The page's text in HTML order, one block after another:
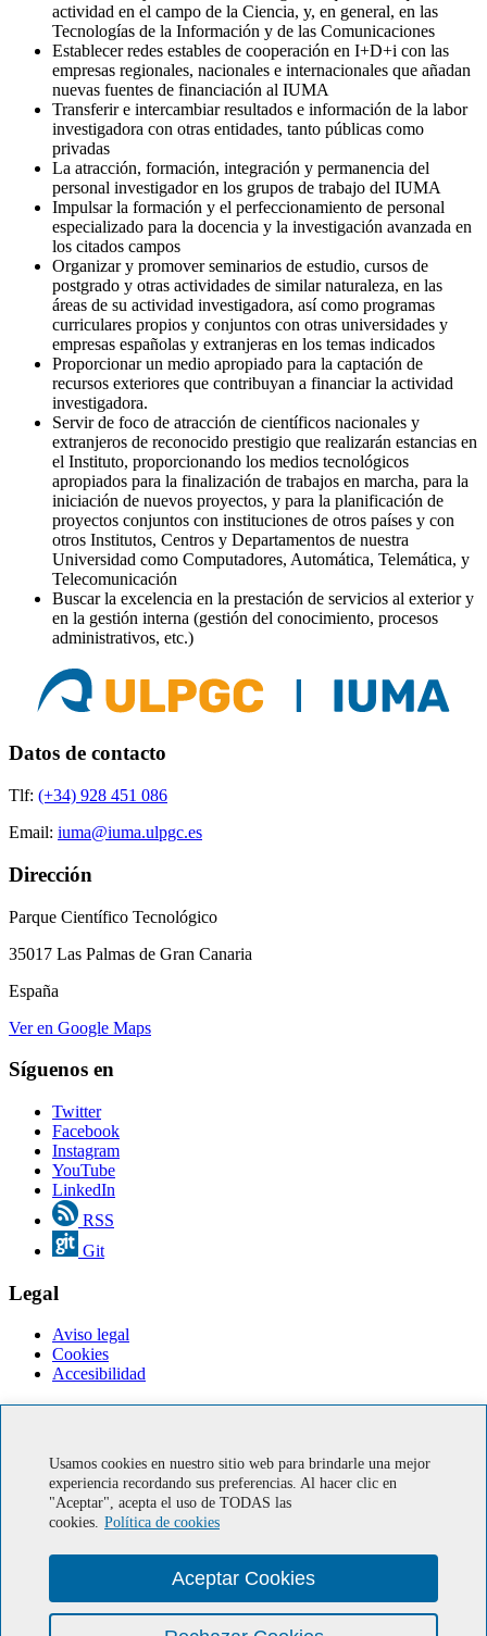
Usamos cookies en nuestro sitio web para brindarle una mejor
experiencia recordando sus preferencias. Al hacer clic en
"Aceptar", acepta el uso de TODAS las
cookies. Política de cookies
Aceptar Cookies
actividad en el campo de la Ciencia, y, en general, en las
Tecnologías de la Información y de las Comunicaciones
Establecer redes estables de cooperación en I+D+i con las
empresas regionales, nacionales e internacionales que añadan
nuevas fuentes de financiación al IUMA
Transferir e intercambiar resultados e información de la labor
investigadora con otras entidades, tanto públicas como
privadas
La atracción, formación, integración y permanencia del
personal investigador en los grupos de trabajo del IUMA
Impulsar la formación y el perfeccionamiento de personal
especializado para la docencia y la investigación avanzada en
los citados campos
Organizar y promover seminarios de estudio, cursos de
postgrado y otras actividades de similar naturaleza, en las
áreas de su actividad investigadora, así como programas
curriculares propios y conjuntos con otras universidades y
empresas españolas y extranjeras en los temas indicados
Proporcionar un medio apropiado para la captación de
recursos exteriores que contribuyan a financiar la actividad
investigadora.
Servir de foco de atracción de científicos nacionales y
extranjeros de reconocido prestigio que realizarán estancias en
el Instituto, proporcionando los medios tecnológicos
apropiados para la finalización de trabajos en marcha, para la
iniciación de nuevos proyectos, y para la planificación de
proyectos conjuntos con instituciones de otros países y con
otros Institutos, Centros y Departamentos de nuestra
Universidad como Computadores, Automática, Telemática, y
Telecomunicación
Buscar la excelencia en la prestación de servicios al exterior y
en la gestión interna (gestión del conocimiento, procesos
administrativos, etc.)
Datos de contacto
Tlf: (+34) 928 451 086
Email: iuma@iuma.ulpgc.es
Dirección
Parque Científico Tecnológico
35017 Las Palmas de Gran Canaria
España
Ver en Google Maps
Síguenos en
Twitter
Facebook
Instagram
YouTube
LinkedIn
RSS
Git
Legal
Aviso legal
Cookies
Accesibilidad
Correo IUMA
Soporte informático
Miembro de Europractice
Ministerio de economía, industria y competitividad. Gobierno
de Canarias
European Regional Development Fund
Centro de Investigación CUDA® por NVIDIA